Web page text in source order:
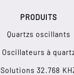
PRODUITS
Quartzs oscillants
Oscillateurs à
Solutions 32.768